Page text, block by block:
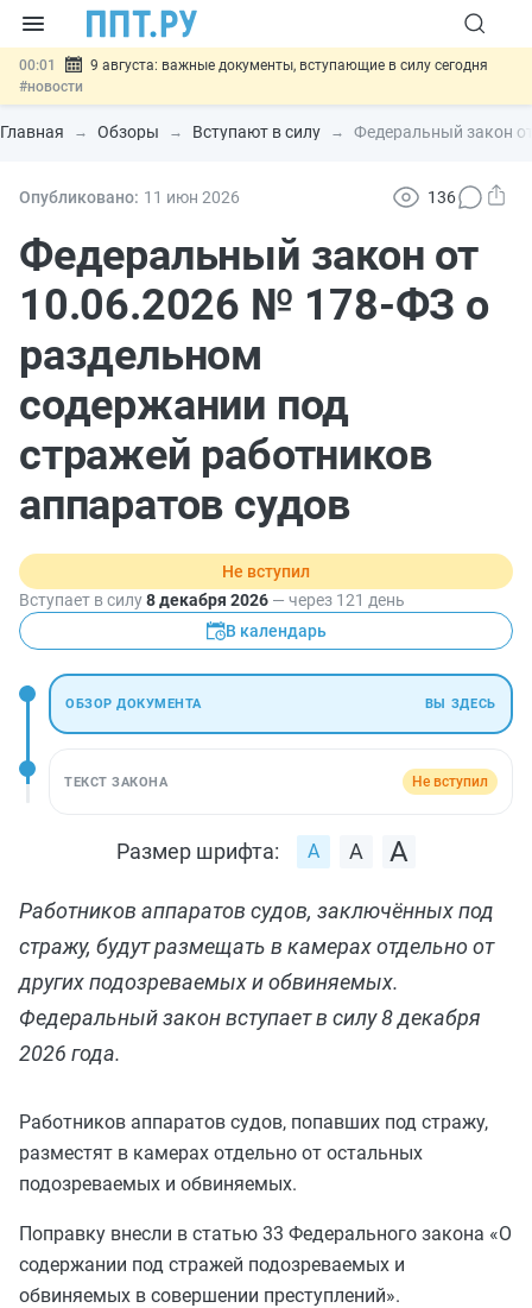
00:01
9 августа: важные документы, вступающие в силу сегодня
#новости
07.08 Подписан закон о блокировке продажи опасных товаров через
«Честный знак»#новости
07.08 Госпошлину за устранение ошибок в документах предлагают
07.08
Разработают единые критерии трудовых и ГПХ-
отношений
#новости
Главная Обзоры Вступают в силу Федеральный закон
Опубликовано: 11 июн 2026 136
Федеральный закон от
10.06.2026 № 178-ФЗ о
раздельном
содержании под
стражей работников
аппаратов судов
Не вступил
Вступает в силу8 декабря 2026 — через 121 день
В календарь
ОБЗОР ДОКУМЕНТА ВЫ ЗДЕСЬ
ТЕКСТ ЗАКОНА Не вступил
Размер шрифта:
Работников аппаратов судов, заключённых под
стражу, будут размещать в камерах отдельно от
других подозреваемых и обвиняемых.
Федеральный закон вступает в силу 8 декабря
2026 года.
Работников аппаратов судов, попавших под стражу,
разместят в камерах отдельно от остальных
подозреваемых и обвиняемых.
Поправку внесли в статью 33 Федерального закона «О
содержании под стражей подозреваемых и
обвиняемых в совершении преступлений».